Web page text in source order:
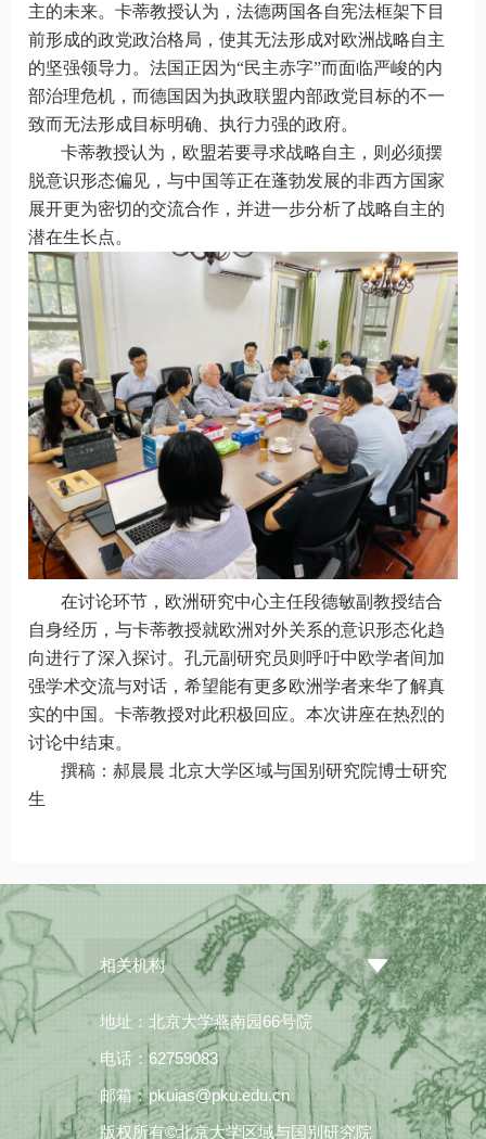
主的未来。卡蒂教授认为，法德两国各自宪法框架下目
前形成的政党政治格局，使其无法形成对欧洲战略自主
的坚强领导力。法国正因为“民主赤字”而面临严峻的内
部治理危机，而德国因为执政联盟内部政党目标的不一
致而无法形成目标明确、执行力强的政府。
卡蒂教授认为，欧盟若要寻求战略自主，则必须摆
脱意识形态偏见，与中国等正在蓬勃发展的非西方国家
展开更为密切的交流合作，并进一步分析了战略自主的
潜在生长点。
在讨论环节，欧洲研究中心主任段德敏副教授结合
自身经历，与卡蒂教授就欧洲对外关系的意识形态化趋
向进行了深入探讨。孔元副研究员则呼吁中欧学者间加
强学术交流与对话，希望能有更多欧洲学者来华了解真
实的中国。卡蒂教授对此积极回应。本次讲座在热烈的
讨论中结束。
撰稿：郝晨晨 北京大学区域与国别研究院博士研究
生
相关机构
地址：北京大学燕南园66号院
电话：62759083
邮箱：pkuias@pku.edu.cn
版权所有©北京大学区域与国别研究院